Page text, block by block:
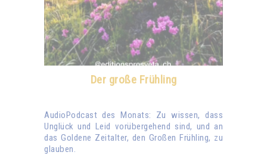
Der große Frühling
AudioPodcast des Monats: Zu wissen, dass
Unglück und Leid vorübergehend sind, und an
das Goldene Zeitalter, den Großen Frühling, zu
glauben.